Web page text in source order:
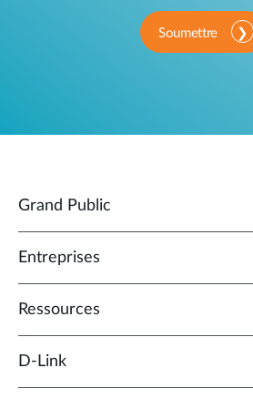
Soumettre
Grand Public
Entreprises
Ressources
D‑Link